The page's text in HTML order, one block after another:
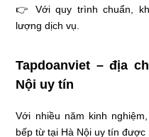
👉 Với quy trình chuẩn,
lượng dịch vụ.
Tapdoanviet – địa
Nội uy tín
Với nhiều năm kinh
bếp từ tại Hà Nội uy tín